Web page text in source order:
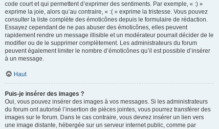
code court et qui permettent d’exprimer des sentiments. Par exemple, « :) »
exprime la joie, alors qu’au contraire, « :( » exprime la tristesse. Vous pouvez
consulter la liste complète des émoticônes depuis le formulaire de rédaction.
Essayez cependant de ne pas abuser des émoticônes, elles peuvent
rapidement rendre un message illisible et un modérateur pourrait décider de le
modifier ou de le supprimer complètement. Les administrateurs du forum
peuvent également limiter le nombre d’émoticônes qu’il est possible d’insérer
à un message.
Haut
Puis-je insérer des images ?
Oui, vous pouvez insérer des images à vos messages. Si les administrateurs
du forum ont autorisé l’insertion de pièces jointes, vous pourrez transférer des
images sur le forum. Dans le cas contraire, vous devrez insérer un lien vers
une image distante, hébergée sur un serveur internet public, comme par